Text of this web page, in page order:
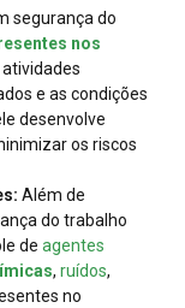
segurança do
nos
e as condições
desenvolve
os riscos
Além de
do trabalho
de agentes
, ruídos,
no